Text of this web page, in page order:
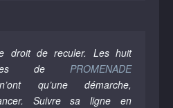
droit de reculer. Les huit
de PROMENADE
qu’une démarche,
Suivre sa ligne en